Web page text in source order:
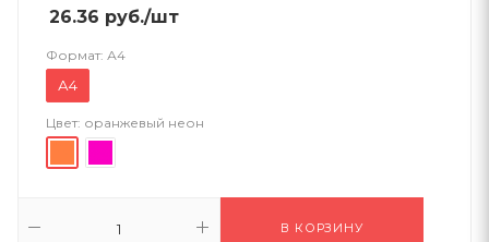
26.36 руб./шт
Формат: А4
А4
Цвет: оранжевый неон
В КОРЗИНУ